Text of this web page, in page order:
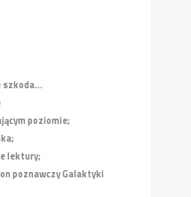
szkoda...
poziomie;
lektury;
poznawczy Galaktyki